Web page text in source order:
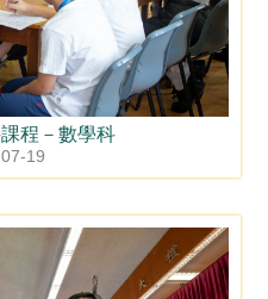
程－數學科
19